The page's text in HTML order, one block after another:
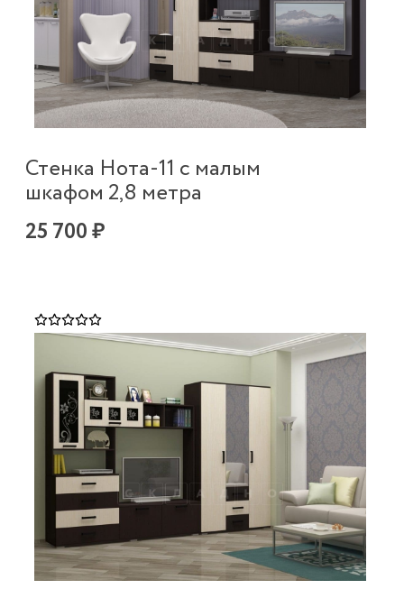
Стенка Нота-11 с малым
шкафом 2,8 метра
25 700 ₽